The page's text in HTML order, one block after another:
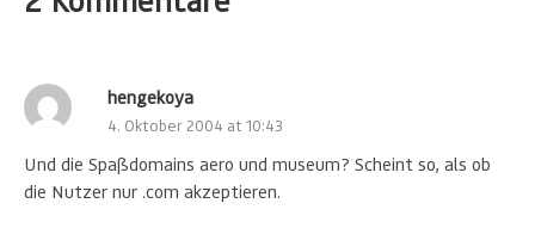
hengekoya
4. Oktober 2004 at 10:43
Und die Spaßdomains aero und museum? Scheint so, als ob
die Nutzer nur .com akzeptieren.